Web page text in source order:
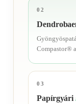
02
Compastor®
03
Papírgyári